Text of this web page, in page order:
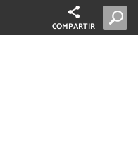
COMPARTIR